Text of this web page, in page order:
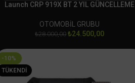
Launch CRP 919X BT 2 YIL GÜNCELLEME
OTOMOBİL GRUBU
₺28.000,00 ₺24.500,00
-10%
TÜKENDI